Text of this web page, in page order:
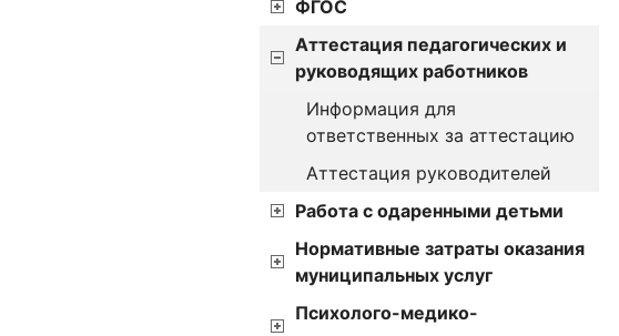
ФГОС
Аттестация педагогических и
руководящих работников
Информация для
ответственных за аттестацию
Аттестация руководителей
Работа с одаренными детьми
Нормативные затраты оказания
муниципальных услуг
Психолого-медико-